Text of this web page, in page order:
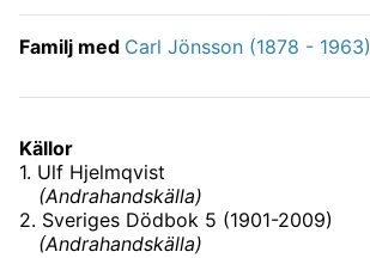
Familj med Carl Jönsson (1878 - 1963)
Källor
1. Ulf Hjelmqvist
(Andrahandskälla)
2. Sveriges Dödbok 5 (1901-2009)
(Andrahandskälla)